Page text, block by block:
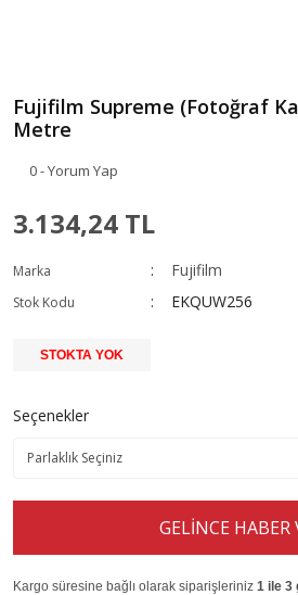
Fujifilm Supreme (Fotoğraf
Metre
0 - Yorum Yap
3.134,24 TL
Marka Fujifilm
Stok Kodu EKQUW256
STOKTA YOK
Seçenekler
GELİNCE HABER
Kargo süresine bağlı olarak siparişleriniz 1 ile 3